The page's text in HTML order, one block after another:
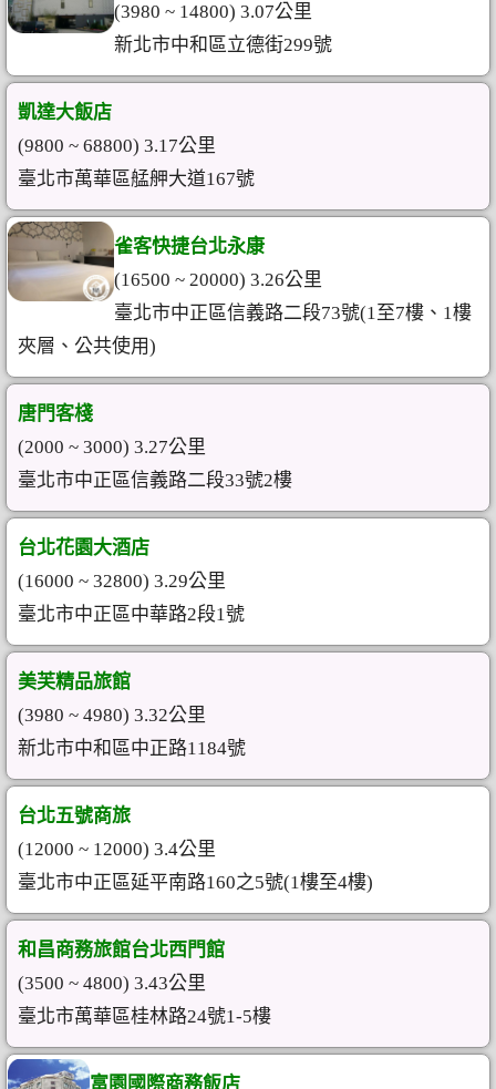
(3980 ~ 14800) 3.07公里
新北市中和區立德街299號
凱達大飯店
(9800 ~ 68800) 3.17公里
臺北市萬華區艋舺大道167號
雀客快捷台北永康
(16500 ~ 20000) 3.26公里
臺北市中正區信義路二段73號(1至7樓、1樓
夾層、公共使用)
唐門客棧
(2000 ~ 3000) 3.27公里
臺北市中正區信義路二段33號2樓
台北花園大酒店
(16000 ~ 32800) 3.29公里
臺北市中正區中華路2段1號
美芙精品旅館
(3980 ~ 4980) 3.32公里
新北市中和區中正路1184號
台北五號商旅
(12000 ~ 12000) 3.4公里
臺北市中正區延平南路160之5號(1樓至4樓)
和昌商務旅館台北西門館
(3500 ~ 4800) 3.43公里
臺北市萬華區桂林路24號1-5樓
富園國際商務飯店